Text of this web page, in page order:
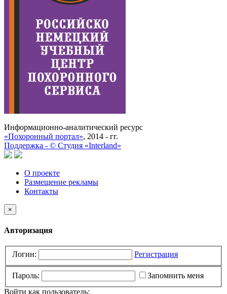
Информационно-аналитический ресурс
«Похоронный портал», 2014 - гг.
Поддержка - © Cтудия «Interland»
О проекте
Размещение рекламы
Контакты
×
Авторизация
Логин: Регистрация
Пароль:
Запомнить меня
Войти как пользователь: